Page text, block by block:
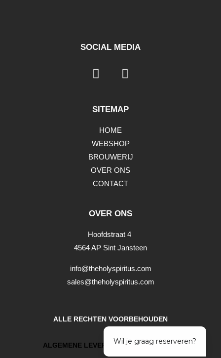
SOCIAL MEDIA
SITEMAP
HOME
WEBSHOP
BROUWERIJ
OVER ONS
CONTACT
OVER ONS
Hoofdstraat 4
4564 AP Sint Jansteen
info@theholyspiritus.com
sales@theholyspiritus.com
ALLE RECHTEN VOORBEHOUDEN
ALGEMENE LEVERINGSVOORWAARDEN